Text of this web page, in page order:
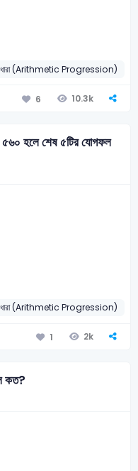
ধারা (Arithmetic Progression)
6 10.3k
৫৬০ হলে শেষ ৫টির যোগফল
ধারা (Arithmetic Progression)
1 2k
কত?